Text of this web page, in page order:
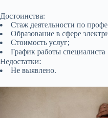
Достоинства:
Стаж деятельности по
Образование в сфере
Стоимость услуг;
График работы
Недостатки:
Не выявлено.